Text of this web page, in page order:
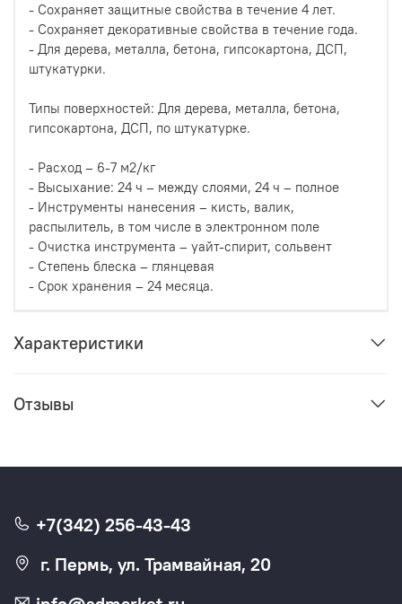
- Сохраняет защитные свойства в течение 4 лет.
- Сохраняет декоративные свойства в течение года.
- Для дерева, металла, бетона, гипсокартона, ДСП,
штукатурки.
Типы поверхностей: Для дерева, металла, бетона,
гипсокартона, ДСП, по штукатурке.
- Расход – 6-7 м2/кг
- Высыхание: 24 ч – между слоями, 24 ч – полное
- Инструменты нанесения – кисть, валик,
распылитель, в том числе в электронном поле
- Очистка инструмента – уайт-спирит, сольвент
- Степень блеска – глянцевая
- Срок хранения – 24 месяца.
Характеристики
Отзывы
+7(342) 256-43-43
г. Пермь, ул. Трамвайная, 20